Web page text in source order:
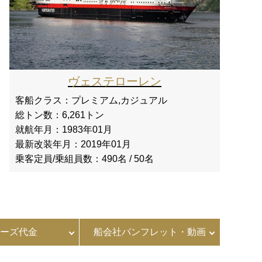
ヴェステローレン
客船クラス： プレミアム,カジュアル
総トン数： 6,261トン
就航年月： 1983年01月
最新改装年月： 2019年01月
乗客定員/乗組員数： 490名 / 50名
ズ代金 船会社パンフレット・動画